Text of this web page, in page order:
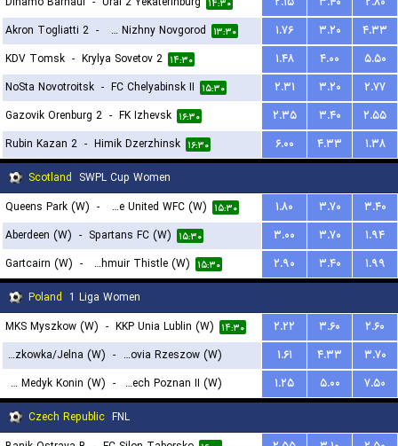
۱۴:۳۰
Akron Togliatti 2 - Pobeda Nizhny Novgorod ۱۳:۳۰ ۱.۷۶ ۳.۲۰
۴.۳۳
KDV Tomsk - Krylya Sovetov 2 ۱۴:۳۰ ۱.۴۸ ۴.۰۰
۵.۵۰
NoSta Novotroitsk - FC Chelyabinsk II ۱۵:۳۰ ۲.۳۱ ۳.۲۰
۲.۷۷
Gazovik Orenburg 2 - FK Izhevsk ۱۶:۳۰ ۲.۳۵ ۳.۴۰
۲.۵۵
Rubin Kazan 2 - Himik Dzerzhinsk ۱۶:۳۰ ۶.۰۰ ۴.۳۳
۱.۳۸
Scotland SWPL Cup Women
Queens Park (W) - Dundee United WFC (W) ۱۵:۳۰ ۱.۸۰ ۳.۷۰
۳.۴۰
Aberdeen (W) - Spartans FC (W) ۱۵:۳۰ ۳.۰۰ ۳.۷۰
۱.۹۴
Gartcairn (W) - Boroughmuir Thistle (W) ۱۵:۳۰ ۲.۹۰ ۳.۴۰
۱.۹۹
Poland 1 Liga Women
MKS Myszkow (W) - KKP Unia Lublin (W) ۱۴:۳۰ ۲.۲۲ ۳.۶۰
۲.۶۰
Trojka Staszkowka/Jelna (W)
- Resovia Rzeszow (W)
۱۷:۳۰
۱.۶۱ ۴.۳۳
۳.۷۰
KKPK Medyk Konin (W)
- KKS Lech Poznan II (W)
۱۷:۳۰
۱.۲۵ ۵.۰۰
۷.۵۰
Czech Republic FNL